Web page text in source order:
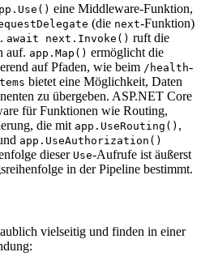
eine Middleware-Funktion,
(die next-Funktion)
await next.Invoke() ruft die
auf. app.Map() ermöglicht die
auf Pfaden, wie beim /health-
bietet eine Möglichkeit, Daten
zu übergeben. ASP.NET Core
für Funktionen wie Routing,
die mit app.UseRouting() ,
app.UseAuthorization()
dieser Use-Aufrufe ist äußerst
in der Pipeline bestimmt.
vielseitig und finden in einer